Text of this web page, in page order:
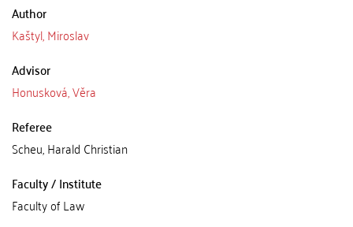
Author
Kaštyl, Miroslav
Advisor
Honusková, Věra
Referee
Scheu, Harald Christian
Faculty / Institute
Faculty of Law